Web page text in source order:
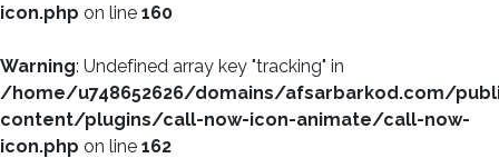
icon.php on line 160
Warning: Undefined array key "tracking" in
/home/u748652626/domains/afsarbarkod.com/
content/plugins/call-now-icon-animate/call-now-
icon.php on line 162